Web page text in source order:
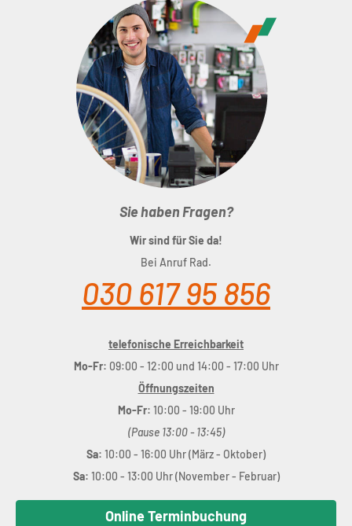
Sie haben Fragen?
Wir sind für Sie da!
Bei Anruf Rad.
030 617 95 856
telefonische Erreichbarkeit
Mo-Fr: 09:00 - 12:00 und 14:00 - 17:00 Uhr
Öffnungszeiten
Mo-Fr: 10:00 - 19:00 Uhr
(Pause 13:00 - 13:45)
Sa: 10:00 - 16:00 Uhr (März - Oktober)
Sa: 10:00 - 13:00 Uhr (November - Februar)
Online Terminbuchung